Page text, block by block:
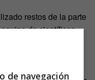
restos de la parte
de científicos
la revista
de una aleta
de navegación